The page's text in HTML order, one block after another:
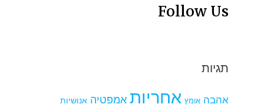
Follow Us
תגיות
אהבה אומץ אחריות אמפטיה אנושיות